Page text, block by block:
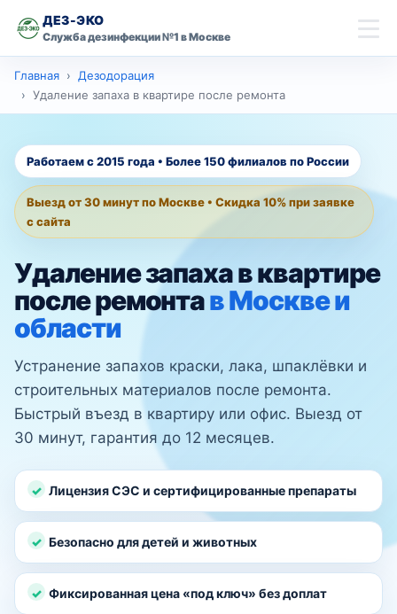
ДЕЗ-ЭКО
Служба дезинфекции №1 в Москве
Главная
Дезинфекция
Дезодорация
Контакты
Ваш город Москва
Главная
Дезодорация
Удаление запаха в квартире после ремонта
Работаем с 2015 года • Более 150 филиалов по России
Выезд от 30 минут по Москве • Скидка 10% при заявке
с сайта
Удаление запаха в квартире
после ремонтав Москве и
области
Устранение запахов краски, лака, шпаклёвки и
строительных материалов после ремонта.
Быстрый въезд в квартиру или офис. Выезд от
30 минут, гарантия до 12 месяцев.
Лицензия СЭС и сертифицированные препараты
Безопасно для детей и животных
Фиксированная цена «под ключ» без доплат
первую обработку
Имя
Телефон